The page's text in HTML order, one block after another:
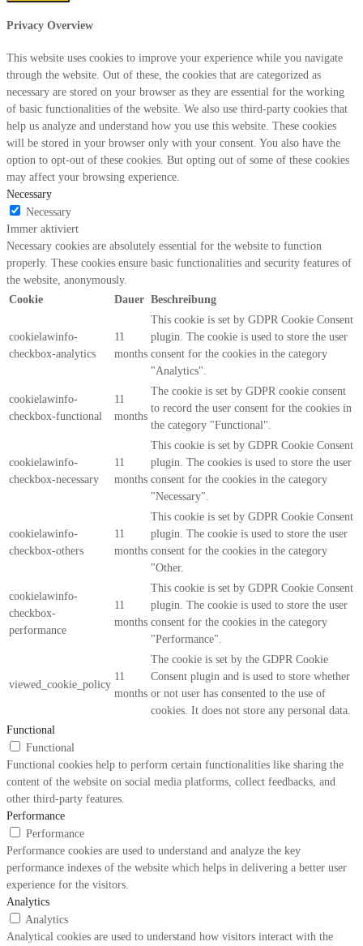
Privacy Overview
This website uses cookies to improve your experience while you navigate
through the website. Out of these, the cookies that are categorized as
necessary are stored on your browser as they are essential for the working
of basic functionalities of the website. We also use third-party cookies that
help us analyze and understand how you use this website. These cookies
will be stored in your browser only with your consent. You also have the
option to opt-out of these cookies. But opting out of some of these cookies
may affect your browsing experience.
Necessary
Necessary
Immer aktiviert
Necessary cookies are absolutely essential for the website to function
properly. These cookies ensure basic functionalities and security features of
the website, anonymously.
Cookie
Dauer Beschreibung
cookielawinfo-
checkbox-analytics
11
months
This cookie is set by GDPR Cookie Consent
plugin. The cookie is used to store the user
consent for the cookies in the category
"Analytics".
cookielawinfo-
checkbox-functional
11
months
The cookie is set by GDPR cookie consent
to record the user consent for the cookies in
the category "Functional".
cookielawinfo-
checkbox-necessary
11
months
This cookie is set by GDPR Cookie Consent
plugin. The cookies is used to store the user
consent for the cookies in the category
"Necessary".
cookielawinfo-
checkbox-others
11
months
This cookie is set by GDPR Cookie Consent
plugin. The cookie is used to store the user
consent for the cookies in the category
"Other.
cookielawinfo-
checkbox-
performance
11
months
This cookie is set by GDPR Cookie Consent
plugin. The cookie is used to store the user
consent for the cookies in the category
"Performance".
viewed_cookie_policy
11
months
The cookie is set by the GDPR Cookie
Consent plugin and is used to store whether
or not user has consented to the use of
cookies. It does not store any personal data.
Functional
Functional
Functional cookies help to perform certain functionalities like sharing the
content of the website on social media platforms, collect feedbacks, and
other third-party features.
Performance
Performance
Performance cookies are used to understand and analyze the key
performance indexes of the website which helps in delivering a better user
experience for the visitors.
Analytics
Analytics
Analytical cookies are used to understand how visitors interact with the